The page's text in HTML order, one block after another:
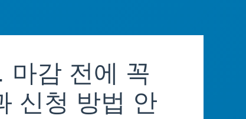
감 전에 꼭
신청 방법 안